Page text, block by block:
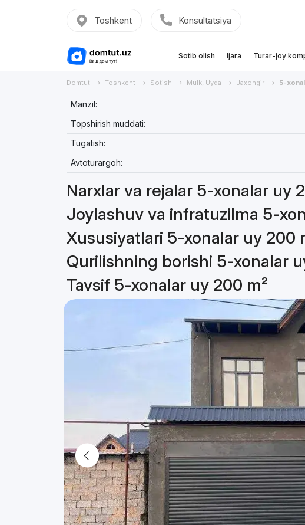
Toshkent Konsultatsiya
Sotib olish Ijara Turar-joy
Domtut Toshkent Sotish Mulk, Uyda Jaxongir 5-
Manzil:
Topshirish muddati:
Tugatish:
Avtoturargoh:
Narxlar va rejalar 5-xonalar uy
Joylashuv va infratuzilma 5-
Xususiyatlari 5-xonalar uy 200
Qurilishning borishi 5-xonalar
Tavsif 5-xonalar uy 200 m²